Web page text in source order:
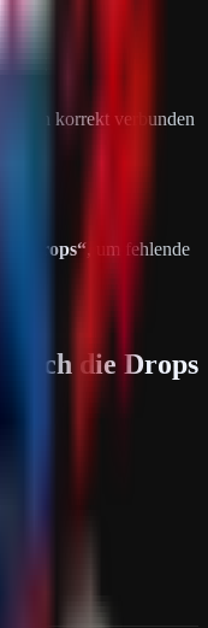
korrekt verbunden
Drops“, um fehlende
ich die Drops